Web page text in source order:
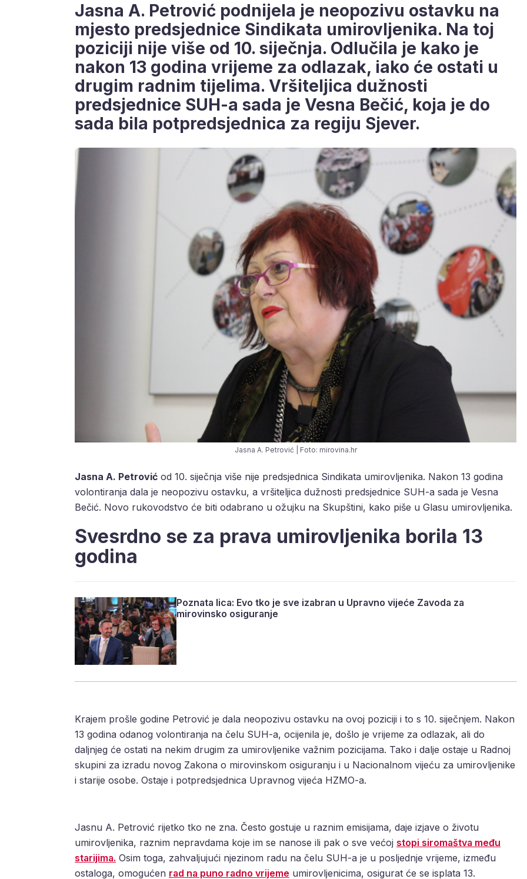
Jasna A. Petrović podnijela je neopozivu ostavku na
mjesto predsjednice Sindikata umirovljenika. Na toj
poziciji nije više od 10. siječnja. Odlučila je kako je
nakon 13 godina vrijeme za odlazak, iako će ostati u
drugim radnim tijelima. Vršiteljica dužnosti
predsjednice SUH-a sada je Vesna Bečić, koja je do
sada bila potpredsjednica za regiju Sjever.
Jasna A. Petrović | Foto: mirovina.hr
Jasna A. Petrović od 10. siječnja više nije predsjednica Sindikata umirovljenika. Nakon 13 godina
volontiranja dala je neopozivu ostavku, a vršiteljica dužnosti predsjednice SUH-a sada je Vesna
Bečić. Novo rukovodstvo će biti odabrano u ožujku na Skupštini, kako piše u Glasu umirovljenika.
Svesrdno se za prava umirovljenika borila 13
godina
Poznata lica: Evo tko je sve izabran u Upravno vijeće Zavoda za
mirovinsko osiguranje
Krajem prošle godine Petrović je dala neopozivu ostavku na ovoj poziciji i to s 10. siječnjem. Nakon
13 godina odanog volontiranja na čelu SUH-a, ocijenila je, došlo je vrijeme za odlazak, ali do
daljnjeg će ostati na nekim drugim za umirovljenike važnim pozicijama. Tako i dalje ostaje u Radnoj
skupini za izradu novog Zakona o mirovinskom osiguranju i u Nacionalnom vijeću za umirovljenike
i starije osobe. Ostaje i potpredsjednica Upravnog vijeća HZMO-a.
Jasnu A. Petrović rijetko tko ne zna. Često gostuje u raznim emisijama, daje izjave o životu
umirovljenika, raznim nepravdama koje im se nanose ili pak o sve većoj stopi siromaštva među
starijima. Osim toga, zahvaljujući njezinom radu na čelu SUH-a je u posljednje vrijeme, između
ostaloga, omogućen rad na puno radno vrijeme umirovljenicima, osigurat će se isplata 13.